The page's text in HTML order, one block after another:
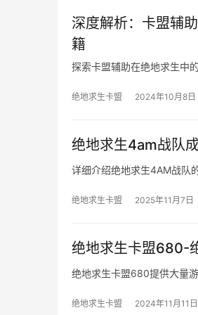
深度解析：卡盟辅
籍
探索卡盟辅助在绝地求生中
绝地求生卡盟 2024年10月8日
绝地求生4am战队
详细介绍绝地求生4AM战队
绝地求生卡盟 2025年11月7日
绝地求生卡盟680-
绝地求生卡盟680提供大量
绝地求生卡盟 2024年11月11日